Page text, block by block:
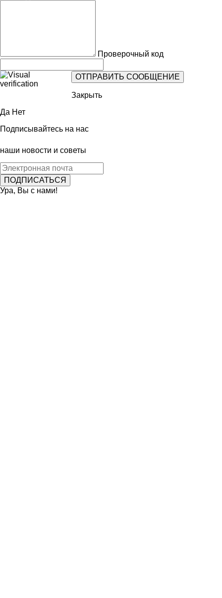
Проверочный код
Закрыть
Да Нет
Подписывайтесь на нас
наши новости и советы
Ура, Вы с нами!